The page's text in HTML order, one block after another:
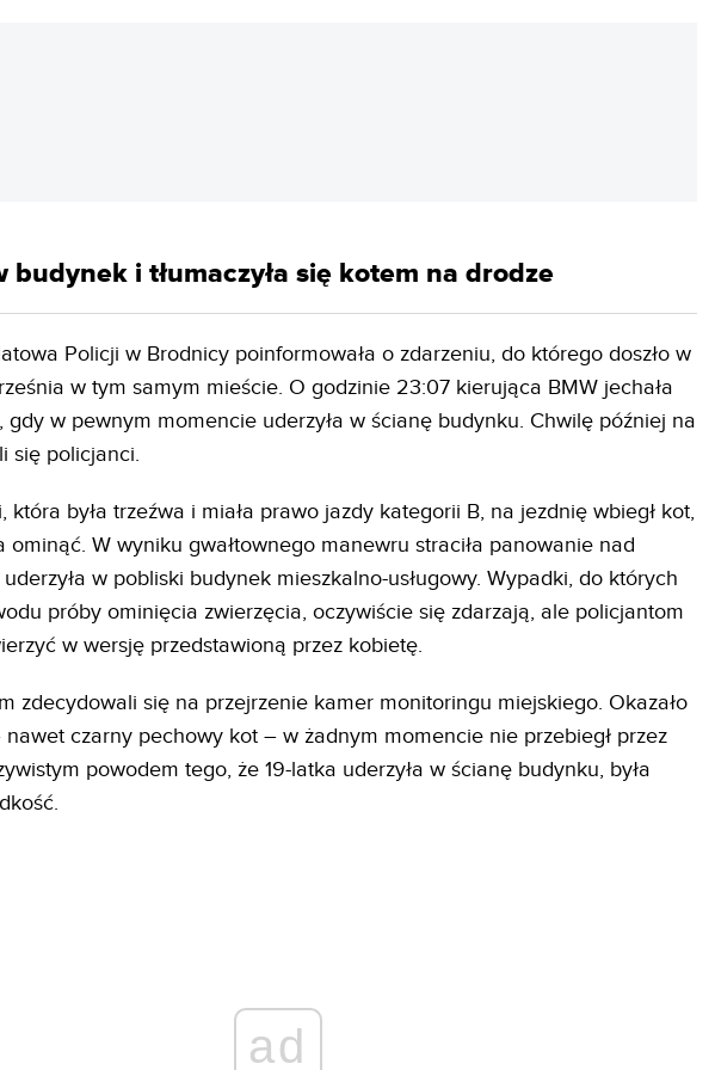
budynek i tłumaczyła się kotem na drodze
Policji w Brodnicy poinformowała o zdarzeniu, do którego doszło w
w tym samym mieście. O godzinie 23:07 kierująca BMW jechała
gdy w pewnym momencie uderzyła w ścianę budynku. Chwilę później na
się policjanci.
która była trzeźwa i miała prawo jazdy kategorii B, na jezdnię wbiegł kot,
ominąć. W wyniku gwałtownego manewru straciła panowanie nad
w pobliski budynek mieszkalno-usługowy. Wypadki, do których
próby ominięcia zwierzęcia, oczywiście się zdarzają, ale policjantom
w wersję przedstawioną przez kobietę.
zdecydowali się na przejrzenie kamer monitoringu miejskiego. Okazało
nawet czarny pechowy kot – w żadnym momencie nie przebiegł przez
powodem tego, że 19-latka uderzyła w ścianę budynku, była
ad